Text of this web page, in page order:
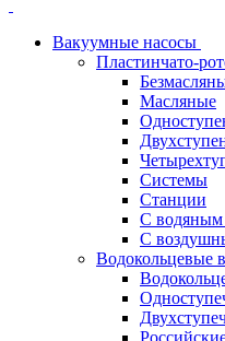
Вакуумные насосы
Пластинчато-
Масляные
Системы
Станции
С водяным
С
Водокольцевые